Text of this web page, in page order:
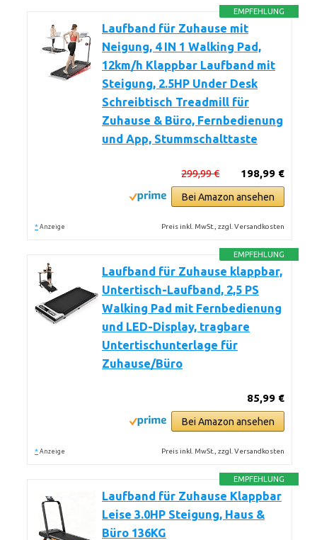
EMPFEHLUNG
Laufband für Zuhause mit
Neigung, 4 IN 1 Walking Pad,
12km/h Klappbar Laufband mit
Steigung, 2.5HP Under Desk
Schreibtisch Treadmill für
Zuhause & Büro, Fernbedienung
und App, Stummschalttaste
198,99 €
299,99 €
Bei Amazon ansehen
* Anzeige Preis inkl. MwSt., zzgl. Versandkosten
EMPFEHLUNG
Laufband für Zuhause klappbar,
Untertisch-Laufband, 2,5 PS
Walking Pad mit Fernbedienung
und LED-Display, tragbare
Untertischunterlage für
Zuhause/Büro
85,99 €
Bei Amazon ansehen
* Anzeige Preis inkl. MwSt., zzgl. Versandkosten
EMPFEHLUNG
Laufband für Zuhause Klappbar
Leise 3.0HP Steigung, Haus &
Büro 136KG